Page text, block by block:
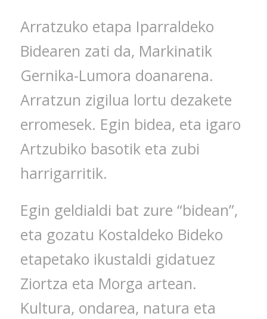
Arratzuko etapa Iparraldeko
Bidearen zati da, Markinatik
Gernika-Lumora doanarena.
Arratzun zigilua lortu dezakete
erromesek. Egin bidea, eta igaro
Artzubiko basotik eta zubi
harrigarritik.
Egin geldialdi bat zure “bidean”,
eta gozatu Kostaldeko Bideko
etapetako ikustaldi gidatuez
Ziortza eta Morga artean.
Kultura, ondarea, natura eta